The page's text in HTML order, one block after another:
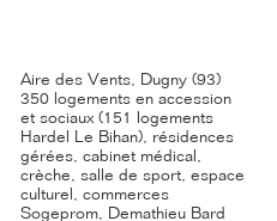
Aire des Vents, Dugny (93)
350 logements en accession
et sociaux (151 logements
Hardel Le Bihan), résidences
gérées, cabinet médical,
crèche, salle de sport, espace
culturel, commerces
Sogeprom, Demathieu Bard